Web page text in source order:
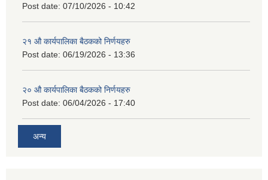
Post date: 07/10/2026 - 10:42
२१ औ कार्यपालिका बैठकको निर्णयहरु
Post date: 06/19/2026 - 13:36
२० औ कार्यपालिका बैठकको निर्णयहरु
Post date: 06/04/2026 - 17:40
अन्य